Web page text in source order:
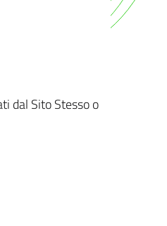
dal Sito Stesso o